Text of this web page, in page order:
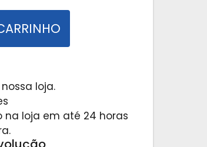
loja.
na loja em até 24 horas